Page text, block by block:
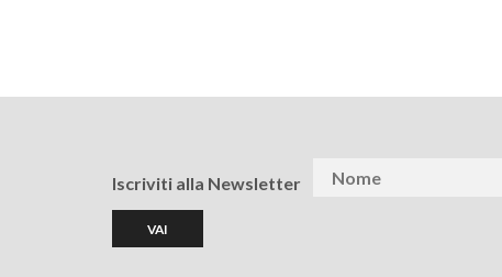
Iscriviti alla Newsletter